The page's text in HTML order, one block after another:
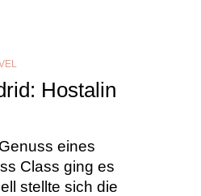
Hostalin
eines
Class ging es
stellte sich die